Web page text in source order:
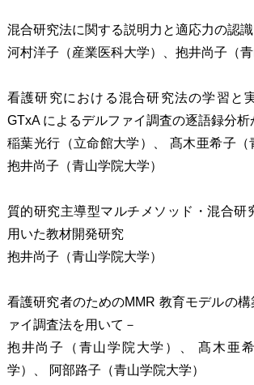
混合研究法に関する説明力と適応力の認
河村洋子（産業医科大学）、抱井尚子（青
看護研究における混合研究法の学習と
GTxA によるデルファイ調査の逐語録分析
稲葉光行（立命館大学）、 髙木亜希子（
抱井尚子（青山学院大学）
質的研究主導型マルチメソッド・混合研
用いた教材開発研究
抱井尚子（青山学院大学）
看護研究者のためのMMR 教育モデルの
ァイ調査法を用いて－
抱井尚子（青山学院大学）、 髙木亜
学）、 阿部路子（青山学院大学）